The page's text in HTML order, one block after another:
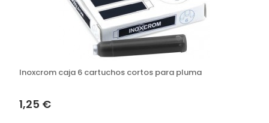
Inoxcrom caja 6 cartuchos cortos para pluma
1,25 €